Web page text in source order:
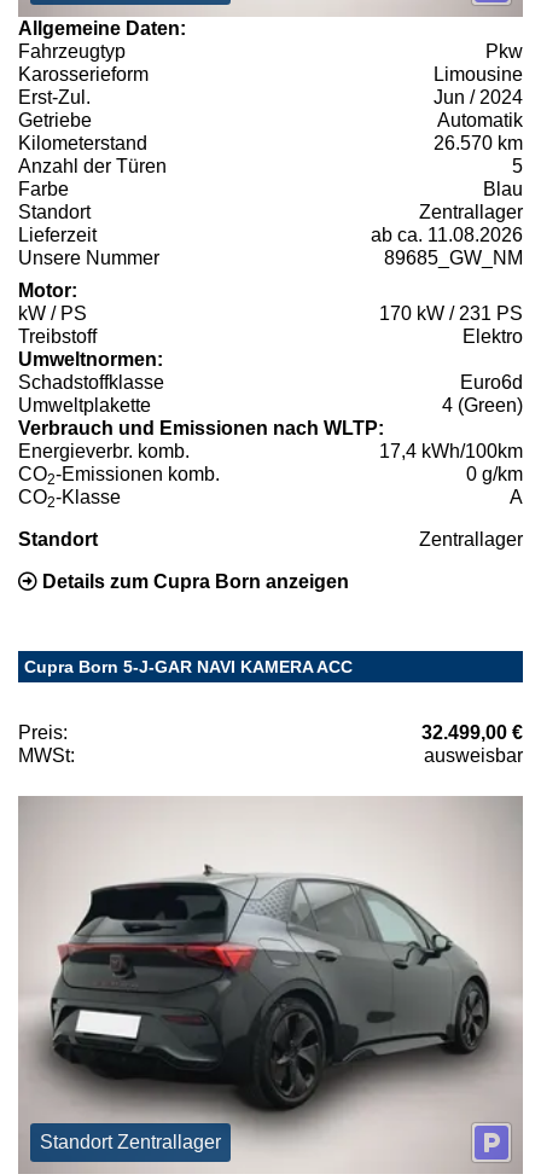
Allgemeine Daten:
Fahrzeugtyp
Pkw
Karosserieform
Limousine
Erst-Zul.
Jun / 2024
Getriebe
Automatik
Kilometerstand
26.570 km
Anzahl der Türen
5
Farbe
Blau
Standort
Zentrallager
Lieferzeit
ab ca. 11.08.2026
Unsere Nummer
89685_GW_NM
Motor:
kW / PS
170 kW / 231 PS
Treibstoff
Elektro
Umweltnormen:
Schadstoffklasse
Euro6d
Umweltplakette
4 (Green)
Verbrauch und Emissionen nach WLTP:
Energieverbr. komb.
17,4 kWh/100km
CO2-Emissionen komb.
0 g/km
CO2-Klasse A
Standort Zentrallager
Details zum Cupra Born anzeigen
Cupra Born 5-J-GAR NAVI KAMERA ACC
Preis:
32.499,00 €
MWSt:
ausweisbar
Standort Zentrallager